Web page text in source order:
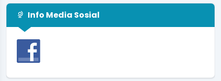
Info Media Sosial